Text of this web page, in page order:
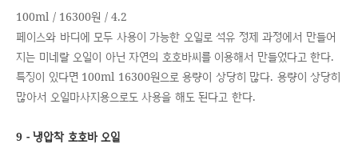
100ml / 16300원 / 4.2
페이스와 바디에 모두 사용이 가능한 오일로 석유 정제 과정에서 만들어
지는 미네랄 오일이 아닌 자연의 호호바씨를 이용해서 만들었다고 한다.
특징이 있다면 100ml 16300원으로 용량이 상당히 많다. 용량이 상당히
많아서 오일마사지용으로도 사용을 해도 된다고 한다.
9 - 냉압착 호호바 오일